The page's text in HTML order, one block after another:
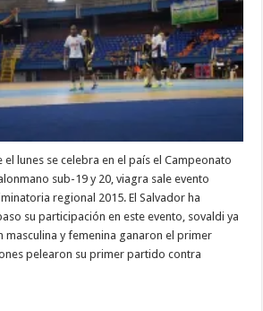
paso
en
Centroamericano
de
Balonmano
el lunes se celebra en el país el Campeonato
sub-19 y 20, viagra sale evento
regional 2015. El Salvador ha
su participación en este evento, sovaldi ya
masculina y femenina ganaron el primer
pelearon su primer partido contra